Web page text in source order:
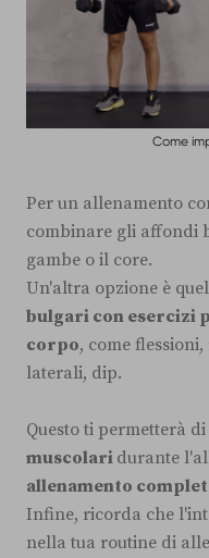
Come
Per un allenamento
combinare gli affondi
gambe o il core.
Un'altra opzione è
bulgari con esercizi
corpo, come
laterali, dip.
Questo ti permetterà di
muscolari durante
allenamento
Infine, ricorda che
nella tua routine di